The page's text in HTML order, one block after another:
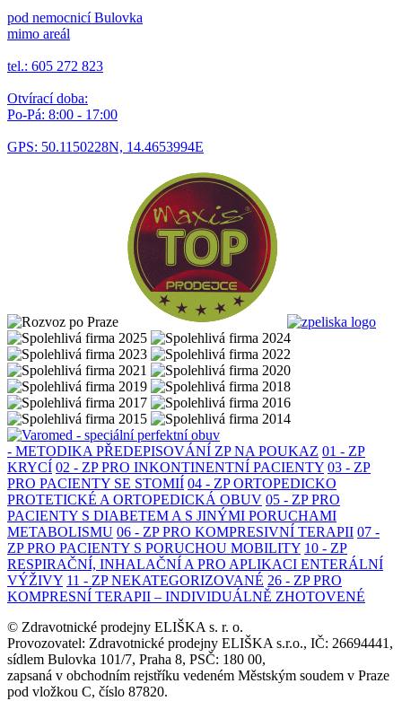
pod nemocnicí Bulovka
mimo areál
tel.: 605 272 823
Otvírací doba:
Po-Pá: 8:00 - 17:00
GPS: 50.1150228N, 14.4653994E
- METODIKA PŘEDEPISOVÁNÍ ZP NA POUKAZ 01 - ZP
KRYCÍ 02 - ZP PRO INKONTINENTNÍ PACIENTY 03 - ZP
PRO PACIENTY SE STOMIÍ 04 - ZP ORTOPEDICKO
PROTETICKÉ A ORTOPEDICKÁ OBUV 05 - ZP PRO
PACIENTY S DIABETEM A S JINÝMI PORUCHAMI
METABOLISMU 06 - ZP PRO KOMPRESIVNÍ TERAPII 07 -
ZP PRO PACIENTY S PORUCHOU MOBILITY 10 - ZP
RESPIRAČNÍ, INHALAČNÍ A PRO APLIKACI ENTERÁLNÍ
VÝŽIVY 11 - ZP NEKATEGORIZOVANÉ 26 - ZP PRO
KOMPRESNÍ TERAPII – INDIVIDUÁLNĚ ZHOTOVENÉ
© Zdravotnické prodejny ELIŠKA s. r. o.
Provozovatel: Zdravotnické prodejny ELIŠKA s.r.o., IČ: 26694441,
sídlem Bulovka 101/7, Praha 8, PSČ: 180 00,
zapsaná v obchodním rejstříku vedeném Městským soudem v Praze
pod vložkou C, číslo 87820.